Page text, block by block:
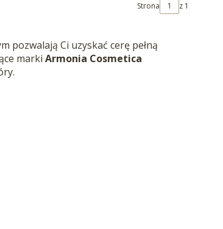
Strona z 1
pozwalają Ci uzyskać cerę pełną
marki Armonia Cosmetica